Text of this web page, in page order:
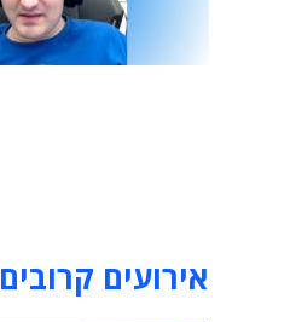
אירועים קרובים